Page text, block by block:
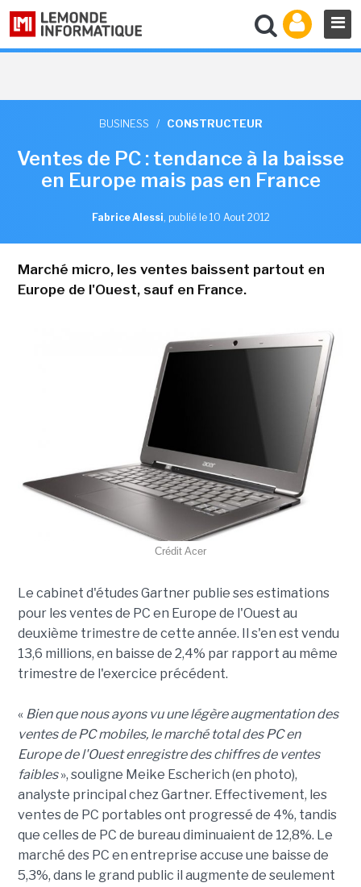
BUSINESS / CONSTRUCTEUR
Ventes de PC : tendance à la baisse
en Europe mais pas en France
Fabrice Alessi, publié le 10 Aout 2012
Marché micro, les ventes baissent partout en
Europe de l'Ouest, sauf en France.
Crédit Acer
Le cabinet d'études Gartner publie ses estimations
pour les ventes de PC en Europe de l'Ouest au
deuxième trimestre de cette année. Il s'en est vendu
13,6 millions, en baisse de 2,4% par rapport au même
trimestre de l'exercice précédent.
« Bien que nous ayons vu une légère augmentation des
ventes de PC mobiles, le marché total des PC en
Europe de l'Ouest enregistre des chiffres de ventes
faibles», souligne Meike Escherich (en photo),
analyste principal chez Gartner. Effectivement, les
ventes de PC portables ont progressé de 4%, tandis
que celles de PC de bureau diminuaient de 12,8%. Le
marché des PC en entreprise accuse une baisse de
5,3%, dans le grand public il augmente de seulement